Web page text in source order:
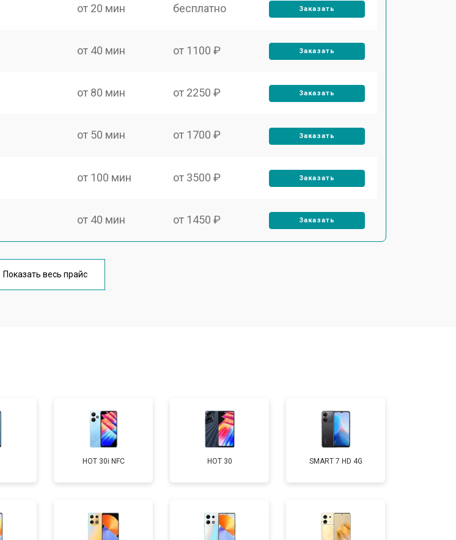
от 20 мин бесплатно Заказать
от 40 мин от 1100 ₽ Заказать
от 80 мин от 2250 ₽ Заказать
от 50 мин от 1700 ₽ Заказать
от 100 мин от 3500 ₽ Заказать
от 40 мин от 1450 ₽ Заказать
от 70 мин
от 60 мин от 1400 ₽
от 50 мин от 1750 ₽ Заказать
Показать весь прайс
HOT 30i NFC HOT 30 SMART 7 HD 4G